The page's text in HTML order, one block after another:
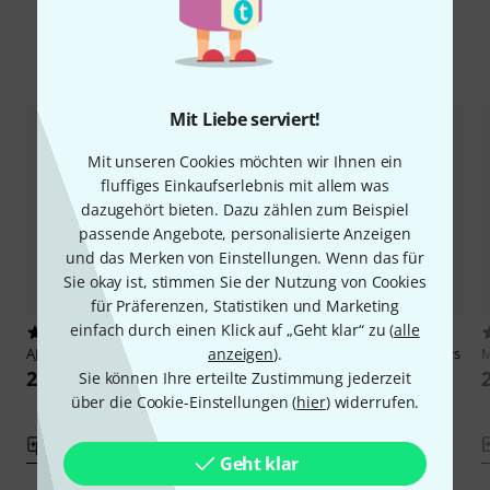
Mit Liebe serviert!
Mit unseren Cookies möchten wir Ihnen ein
fluffiges Einkaufserlebnis mit allem was
dazugehört bieten. Dazu zählen zum Beispiel
passende Angebote, personalisierte Anzeigen
und das Merken von Einstellungen. Wenn das für
Sie okay ist, stimmen Sie der Nutzung von Cookies
für Präferenzen, Statistiken und Marketing
einfach durch einen Klick auf „Geht klar“ zu (alle
anzeigen).
Sie können Ihre erteilte Zustimmung jederzeit
über die Cookie-Einstellungen (hier) widerrufen.
Geht klar
Alternativen vergleichen
13
AJH Synth MiniMod VCF black
267 CHF
Vergleichen
2
Shakmat Modular Griffin's Claws
259 CHF
Vergleichen